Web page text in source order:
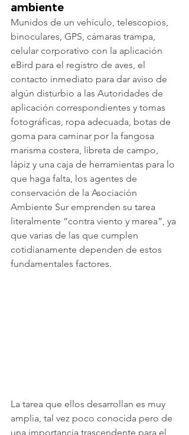
ambiente
Munidos de un vehículo, telescopios,
binoculares, GPS, cámaras trampa,
celular corporativo con la aplicación
eBird para el registro de aves, el
contacto inmediato para dar aviso de
algún disturbio a las Autoridades de
aplicación correspondientes y tomas
fotográficas, ropa adecuada, botas de
goma para caminar por la fangosa
marisma costera, libreta de campo,
lápiz y una caja de herramientas para lo
que haga falta, los agentes de
conservación de la Asociación
Ambiente Sur emprenden su tarea
literalmente “contra viento y marea”, ya
que varias de las que cumplen
cotidianamente dependen de estos
fundamentales factores.
La tarea que ellos desarrollan es muy
amplia, tal vez poco conocida pero de
una importancia trascendente para el